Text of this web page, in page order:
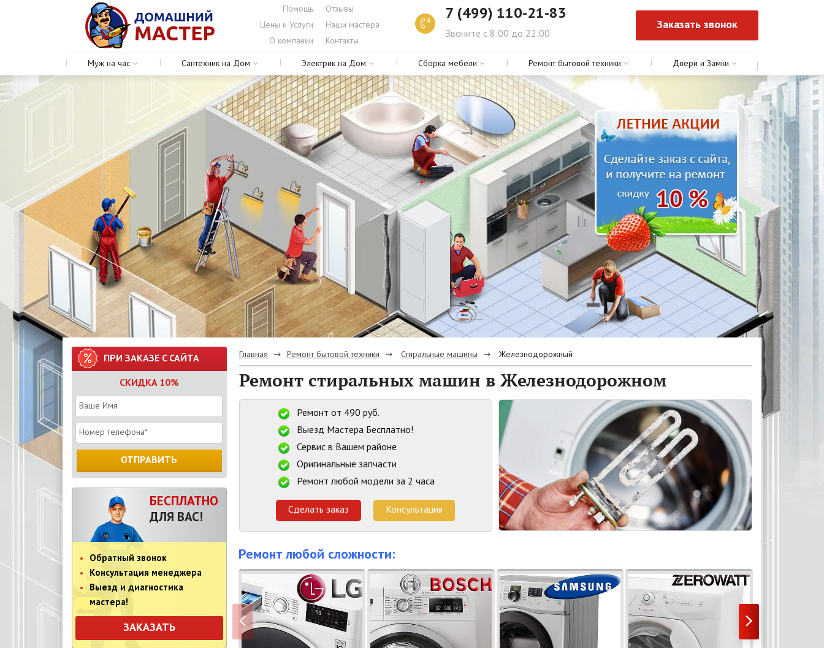
Помощь
Отзывы
Цены и Услуги
Наши мастера
О компании
Контакты
7 (499) 110-21-83
Звоните с 8:00 до 22:00
Заказать звонок
Муж на час Сантехник на Дом Электрик на Дом Сборка мебели Ремонт бытовой техники Двери и Замки
ПРИ ЗАКАЗЕ С САЙТА
СКИДКА 10%
ОТПРАВИТЬ
БЕСПЛАТНО
ДЛЯ ВАС!
Обратный звонок
Консультация менеджера
Выезд и диагностика
мастера!
ЗАКАЗАТЬ
Главная Ремонт бытовой техники Стиральные машины Железнодорожный
Ремонт стиральных машин в Железнодорожном
Ремонт от 490 руб.
Выезд Мастера Бесплатно!
Сервис в Вашем районе
Оригинальные запчасти
Ремонт любой модели за 2 часа
Сделать заказ Консультация
Ремонт любой сложности: